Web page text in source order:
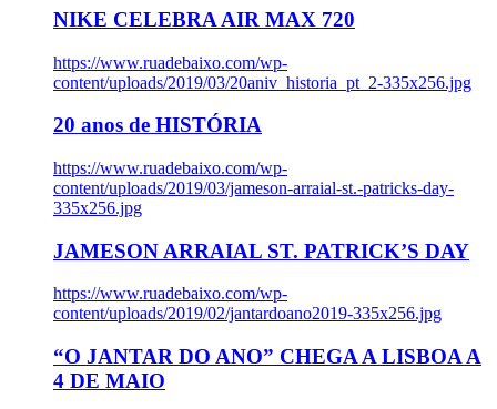
NIKE CELEBRA AIR MAX 720
https://www.ruadebaixo.com/wp-
content/uploads/2019/03/20aniv_historia_pt_2-335x256.jpg
20 anos de HISTÓRIA
https://www.ruadebaixo.com/wp-
content/uploads/2019/03/jameson-arraial-st.-patricks-day-
335x256.jpg
JAMESON ARRAIAL ST. PATRICK’S DAY
https://www.ruadebaixo.com/wp-
content/uploads/2019/02/jantardoano2019-335x256.jpg
“O JANTAR DO ANO” CHEGA A LISBOA A
4 DE MAIO